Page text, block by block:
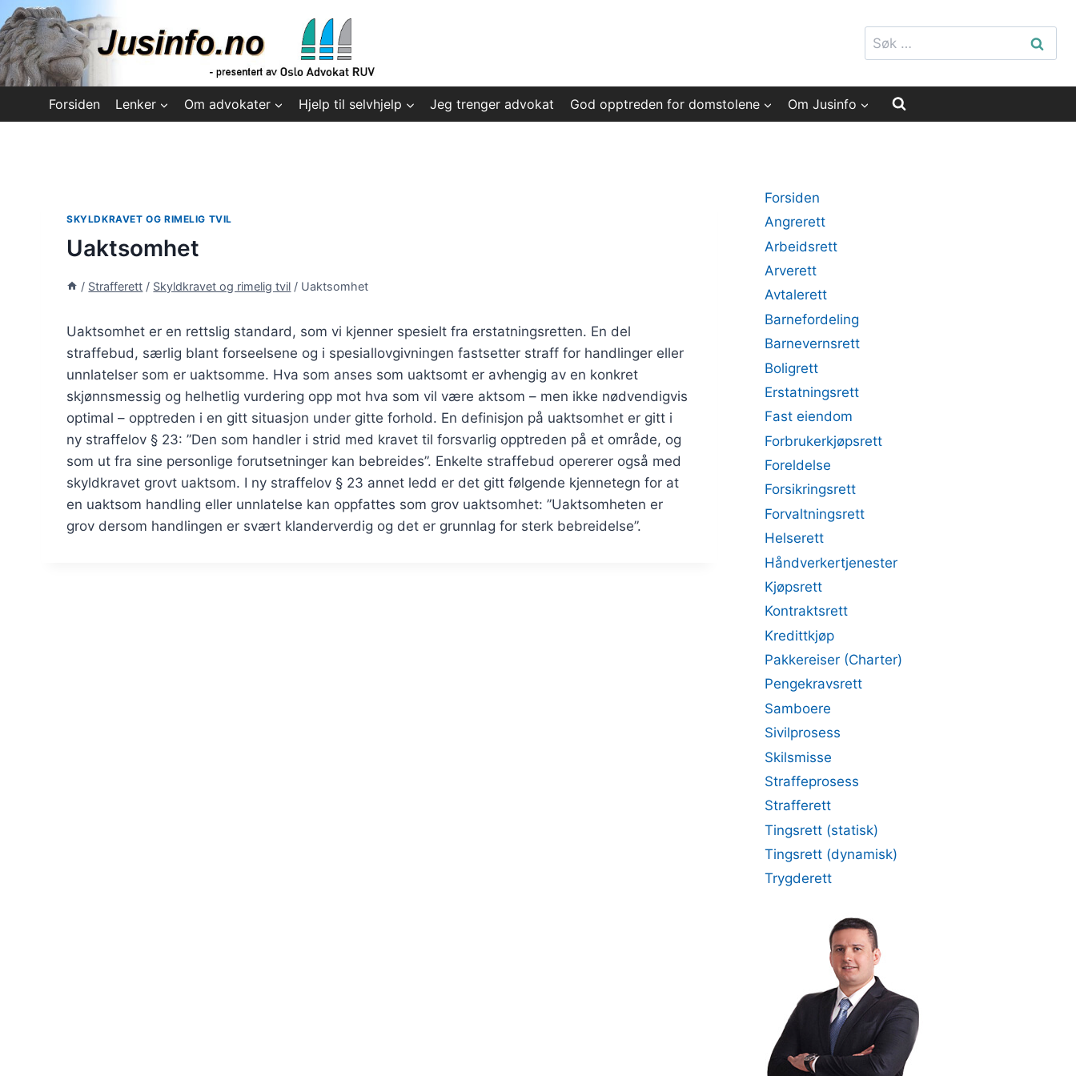
Skip
to
content
Søk
etter:
Forsiden Lenker Om advokater Hjelp til selvhjelp Jeg trenger advokat God opptreden for domstolene Om Jusinfo
SKYLDKRAVET OG RIMELIG TVIL
Uaktsomhet
/ Strafferett / Skyldkravet og rimelig tvil / Uaktsomhet
Uaktsomhet er en rettslig standard, som vi kjenner spesielt fra erstatningsretten. En del
straffebud, særlig blant forseelsene og i spesiallovgivningen fastsetter straff for handlinger eller
unnlatelser som er uaktsomme. Hva som anses som uaktsomt er avhengig av en konkret
skjønnsmessig og helhetlig vurdering opp mot hva som vil være aktsom – men ikke nødvendigvis
optimal – opptreden i en gitt situasjon under gitte forhold. En definisjon på uaktsomhet er gitt i
ny straffelov § 23: ”Den som handler i strid med kravet til forsvarlig opptreden på et område, og
som ut fra sine personlige forutsetninger kan bebreides”. Enkelte straffebud opererer også med
skyldkravet grovt uaktsom. I ny straffelov § 23 annet ledd er det gitt følgende kjennetegn for at
en uaktsom handling eller unnlatelse kan oppfattes som grov uaktsomhet: ”Uaktsomheten er
grov dersom handlingen er svært klanderverdig og det er grunnlag for sterk bebreidelse”.
Forsiden
Angrerett
Arbeidsrett
Arverett
Avtalerett
Barnefordeling
Barnevernsrett
Boligrett
Erstatningsrett
Fast eiendom
Forbrukerkjøpsrett
Foreldelse
Forsikringsrett
Forvaltningsrett
Helserett
Håndverkertjenester
Kjøpsrett
Kontraktsrett
Kredittkjøp
Pakkereiser (Charter)
Pengekravsrett
Samboere
Sivilprosess
Skilsmisse
Straffeprosess
Strafferett
Tingsrett (statisk)
Tingsrett (dynamisk)
Trygderett